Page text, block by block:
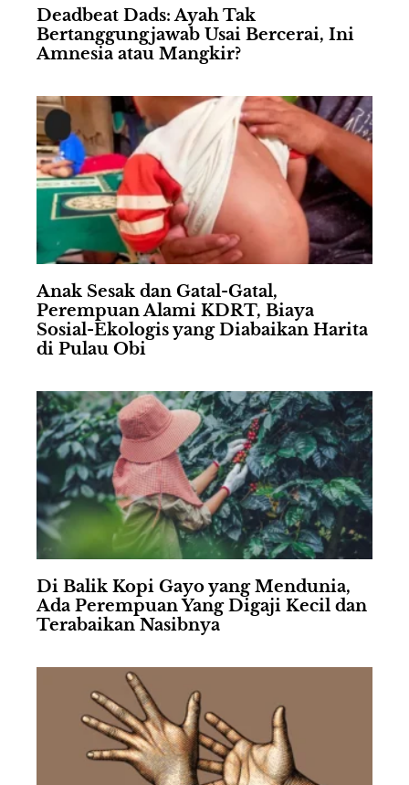
Deadbeat Dads: Ayah Tak
Bertanggungjawab Usai Bercerai, Ini
Amnesia atau Mangkir?
Anak Sesak dan Gatal-Gatal,
Perempuan Alami KDRT, Biaya
Sosial-Ekologis yang Diabaikan Harita
di Pulau Obi
Di Balik Kopi Gayo yang Mendunia,
Ada Perempuan Yang Digaji Kecil dan
Terabaikan Nasibnya